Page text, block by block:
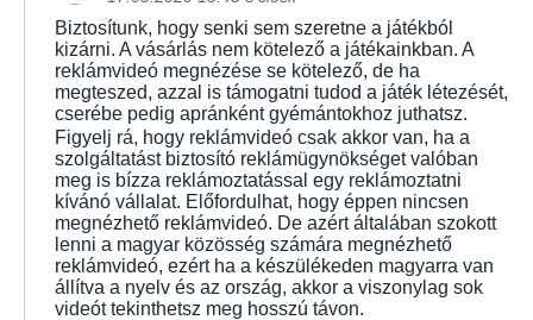
Biztosítunk, hogy senki sem szeretne a játékból
kizárni. A vásárlás nem kötelező a játékainkban. A
reklámvideó megnézése se kötelező, de ha
megteszed, azzal is támogatni tudod a játék létezését,
cserébe pedig apránként gyémántokhoz juthatsz.
Figyelj rá, hogy reklámvideó csak akkor van, ha a
szolgáltatást biztosító reklámügynökséget valóban
meg is bízza reklámoztatással egy reklámoztatni
kívánó vállalat. Előfordulhat, hogy éppen nincsen
megnézhető reklámvideó. De azért általában szokott
lenni a magyar közösség számára megnézhető
reklámvideó, ezért ha a készülékeden magyarra van
állítva a nyelv és az ország, akkor a viszonylag sok
videót tekinthetsz meg hosszú távon.